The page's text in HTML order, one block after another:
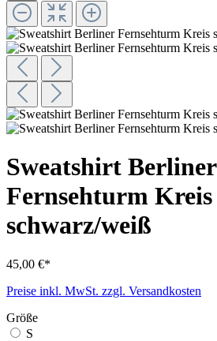
Sweatshirt Berliner
Fernsehturm Kreis
schwarz/weiß
45,00 €*
Preise inkl. MwSt. zzgl. Versandkosten
Größe
S